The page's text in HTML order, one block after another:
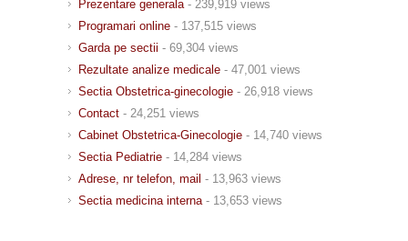
Prezentare generala - 239,919 views
Programari online - 137,515 views
Garda pe sectii - 69,304 views
Rezultate analize medicale - 47,001 views
Sectia Obstetrica-ginecologie - 26,918 views
Contact - 24,251 views
Cabinet Obstetrica-Ginecologie - 14,740 views
Sectia Pediatrie - 14,284 views
Adrese, nr telefon, mail - 13,963 views
Sectia medicina interna - 13,653 views